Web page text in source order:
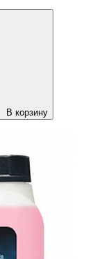
В корзину